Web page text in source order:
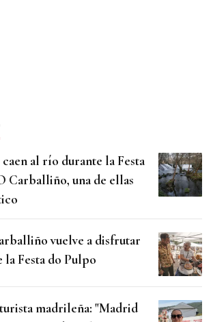
caen al río durante la Festa
Carballiño, una de ellas
vuelve a disfrutar
la Festa do Pulpo
madrileña: "Madrid